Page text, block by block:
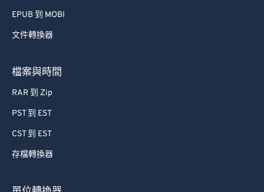
EPUB 到 MOBI
文件轉換器
檔案與時間
RAR 到 Zip
PST 到 EST
CST 到 EST
存檔轉換器